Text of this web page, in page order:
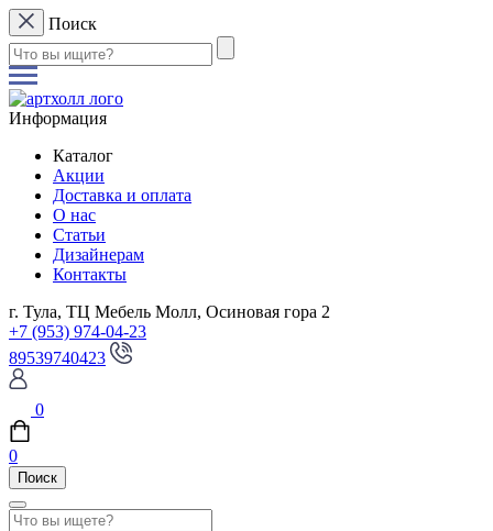
Поиск
Информация
Каталог
Акции
Доставка и оплата
О нас
Статьи
Дизайнерам
Контакты
г. Тула, ТЦ Мебель Молл, Осиновая гора 2
+7 (953) 974-04-23
89539740423
0
0
Поиск